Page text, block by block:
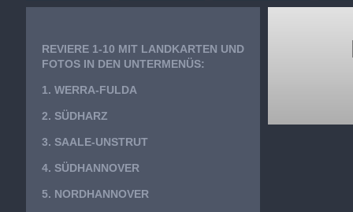
REVIERE 1-10 MIT LANDKARTEN UND
FOTOS IN DEN UNTERMENÜS:
1. WERRA-FULDA
2. SÜDHARZ
3. SAALE-UNSTRUT
4. SÜDHANNOVER
5. NORDHANNOVER